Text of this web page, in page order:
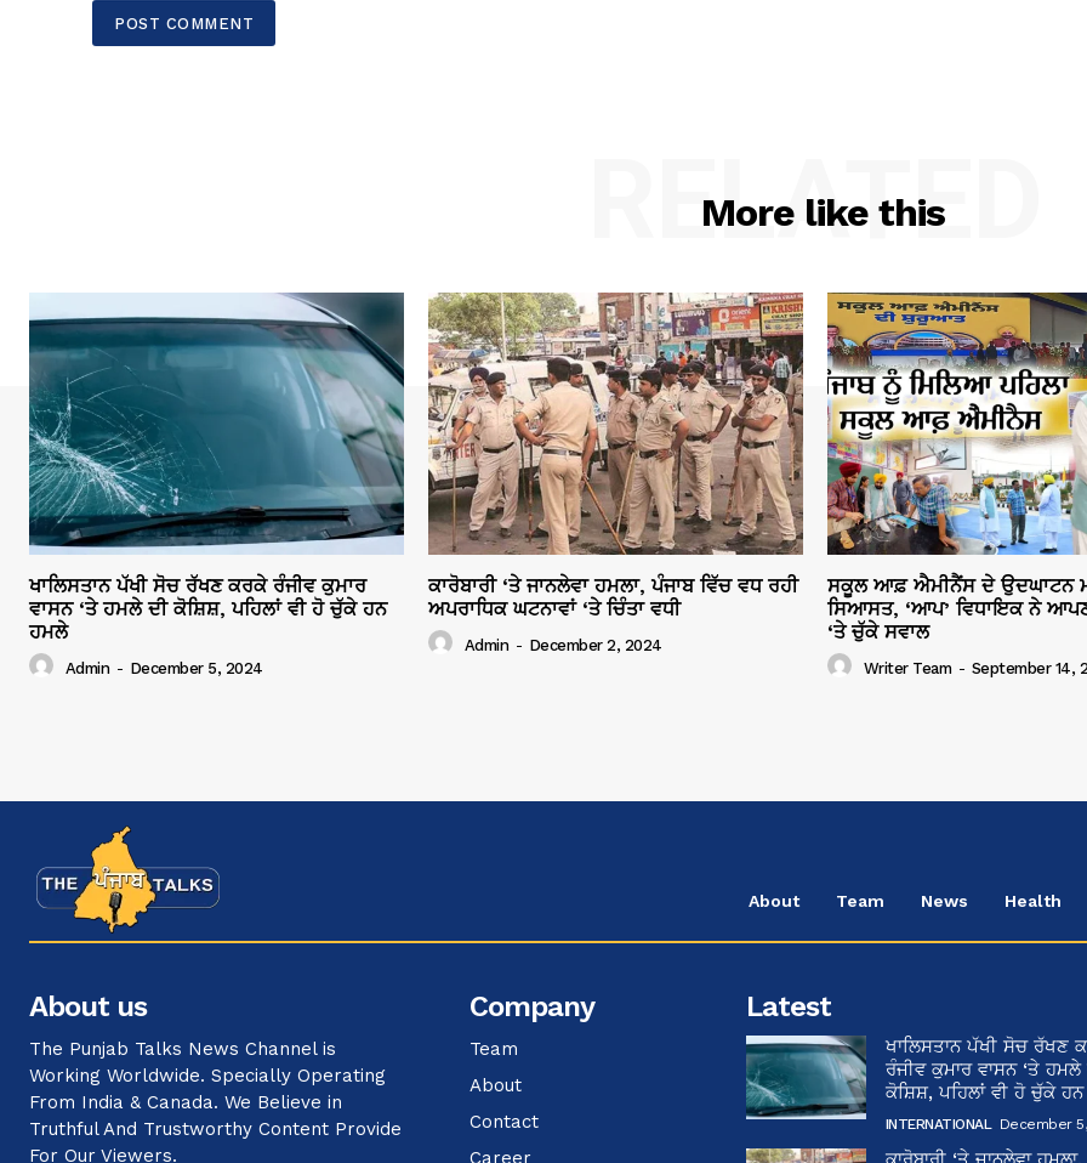
More like this
RELATED
ਖਾਲਿਸਤਾਨ ਪੱਖੀ ਸੋਚ ਰੱਖਣ ਕਰਕੇ ਰੰਜੀਵ ਕੁਮਾਰ
ਵਾਸਨ ‘ਤੇ ਹਮਲੇ ਦੀ ਕੋਸ਼ਿਸ਼, ਪਹਿਲਾਂ ਵੀ ਹੋ ਚੁੱਕੇ ਹਨ
ਹਮਲੇ
Admin - December 5, 2024
ਕਾਰੋਬਾਰੀ ‘ਤੇ ਜਾਨਲੇਵਾ ਹਮਲਾ, ਪੰਜਾਬ ਵਿੱਚ ਵਧ ਰਹੀ
ਅਪਰਾਧਿਕ ਘਟਨਾਵਾਂ ‘ਤੇ ਚਿੰਤਾ ਵਧੀ
Admin - December 2, 2024
ਸਕੂਲ ਆਫ਼ ਐਮੀਨੈਂਸ ਦੇ ਉਦਘਾਟਨ
ਸਿਆਸਤ, ‘ਆਪ’ ਵਿਧਾਇਕ ਨੇ
‘ਤੇ ਚੁੱਕੇ ਸਵਾਲ
Writer Team - September 14,
About Team News Health
About us
The Punjab Talks News Channel is
Working Worldwide. Specially Operating
From India & Canada. We Believe in
Truthful And Trustworthy Content Provide
For Our Viewers.
Company
Team
About
Contact
Career
Latest
ਖਾਲਿਸਤਾਨ ਪੱਖੀ ਸੋਚ ਰੱਖਣ
ਰੰਜੀਵ ਕੁਮਾਰ ਵਾਸਨ ‘ਤੇ ਹਮਲੇ
ਕੋਸ਼ਿਸ਼, ਪਹਿਲਾਂ ਵੀ ਹੋ ਚੁੱਕੇ
INTERNATIONAL December